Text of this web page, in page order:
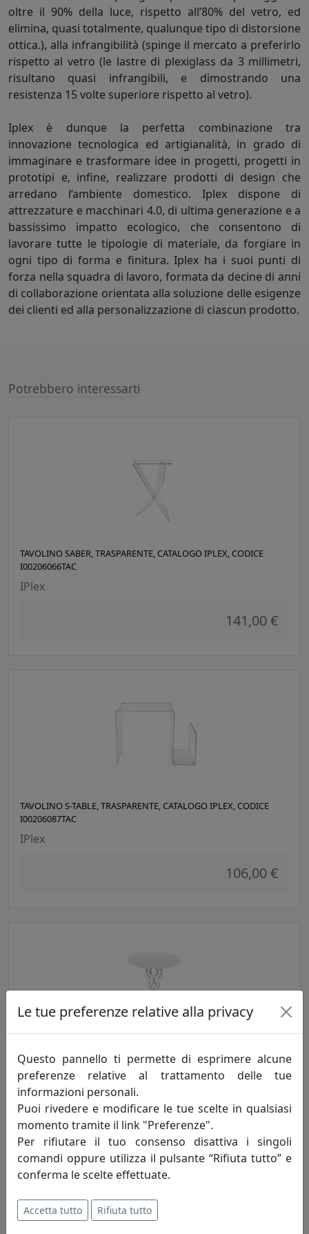
oltre il 90% della luce, rispetto all’80% del vetro, ed
elimina, quasi totalmente, qualunque tipo di distorsione
ottica.), alla infrangibilità (spinge il mercato a preferirlo
rispetto al vetro (le lastre di plexiglass da 3 millimetri,
risultano quasi infrangibili, e dimostrando una
resistenza 15 volte superiore rispetto al vetro).
Iplex è dunque la perfetta combinazione tra
innovazione tecnologica ed artigianalità, in grado di
immaginare e trasformare idee in progetti, progetti in
prototipi e, infine, realizzare prodotti di design che
arredano l’ambiente domestico. Iplex dispone di
attrezzature e macchinari 4.0, di ultima generazione e a
bassissimo impatto ecologico, che consentono di
lavorare tutte le tipologie di materiale, da forgiare in
ogni tipo di forma e finitura. Iplex ha i suoi punti di
forza nella squadra di lavoro, formata da decine di anni
di collaborazione orientata alla soluzione delle esigenze
dei clienti ed alla personalizzazione di ciascun prodotto.
Potrebbero interessarti
TAVOLINO SABER, TRASPARENTE, CATALOGO IPLEX, CODICE
I00206066TAC
IPlex
141,00 €
TAVOLINO S-TABLE, TRASPARENTE, CATALOGO IPLEX, CODICE
I00206087TAC
IPlex
106,00 €
TAVOLINO ARABESCO MEDIO, PIANO ROTONDO, BIANCO,
CATALOGO IPLEX, CODICE I00206036P01
IPlex
Le tue preferenze relative alla privacy
Questo pannello ti permette di esprimere alcune
preferenze relative al trattamento delle tue
informazioni personali.
Puoi rivedere e modificare le tue scelte in qualsiasi
momento tramite il link "Preferenze".
Per rifiutare il tuo consenso disattiva i singoli
comandi oppure utilizza il pulsante “Rifiuta tutto” e
conferma le scelte effettuate.
Accetta tutto Rifiuta tutto